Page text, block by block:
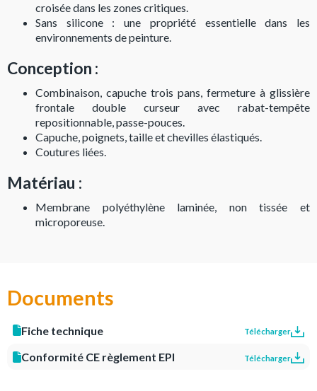
croisée dans les zones critiques.
Sans silicone : une propriété essentielle dans les
environnements de peinture.
Conception :
Combinaison, capuche trois pans, fermeture à glissière
frontale double curseur avec rabat-tempête
repositionnable, passe-pouces.
Capuche, poignets, taille et chevilles élastiqués.
Coutures liées.
Matériau :
Membrane polyéthylène laminée, non tissée et
microporeuse.
Documents
Fiche technique Télécharger
Conformité CE règlement EPI Télécharger